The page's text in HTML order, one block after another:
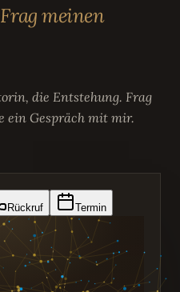
Frag meinen
die Entstehung. Frag
ein Gespräch mit mir.
Rückruf Termin